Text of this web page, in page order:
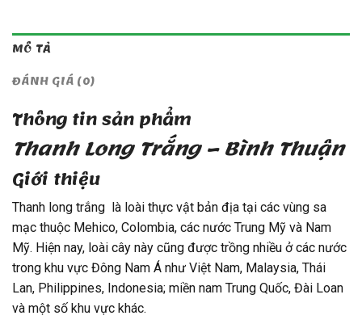
MÔ TẢ
ĐÁNH GIÁ (0)
Thông tin sản phẩm
Thanh Long Trắng – Bình Thuận
Giới thiệu
Thanh long trắng là loài thực vật bản địa tại các vùng sa
mạc thuộc Mehico, Colombia, các nước Trung Mỹ và Nam
Mỹ. Hiện nay, loài cây này cũng được trồng nhiều ở các nước
trong khu vực Đông Nam Á như Việt Nam, Malaysia, Thái
Lan, Philippines, Indonesia; miền nam Trung Quốc, Đài Loan
và một số khu vực khác.